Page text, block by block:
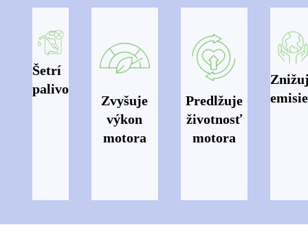
Šetrí
palivo
Zvyšuje
výkon
motora
Predlžuje
životnosť
motora
emisie